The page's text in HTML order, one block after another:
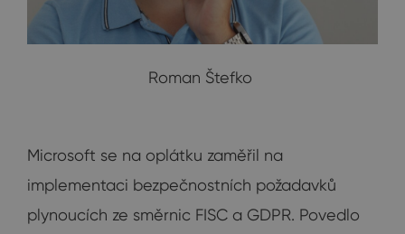
Roman Štefko
Microsoft se na oplátku zaměřil na
implementaci bezpečnostních požadavků
plynoucích ze směrnic FISC a GDPR. Povedlo